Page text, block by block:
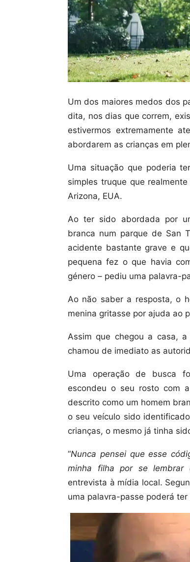
Um dos maiores medos dos
dita, nos dias que correm,
estivermos extremamente
abordarem as crianças em
Uma situação que poderia
simples truque que
Arizona, EUA.
Ao ter sido abordada por
branca num parque de San
acidente bastante grave e
pequena fez o que havia
género – pediu uma palavra-
Ao não saber a resposta, o
menina gritasse por ajuda ao
Assim que chegou a casa,
chamou de imediato as
Uma operação de busca
escondeu o seu rosto com
descrito como um homem
o seu veículo sido
crianças, o mesmo já tinha
“Nunca pensei que esse
minha filha por se lembrar
entrevista à mídia local.
uma palavra-passe poderá